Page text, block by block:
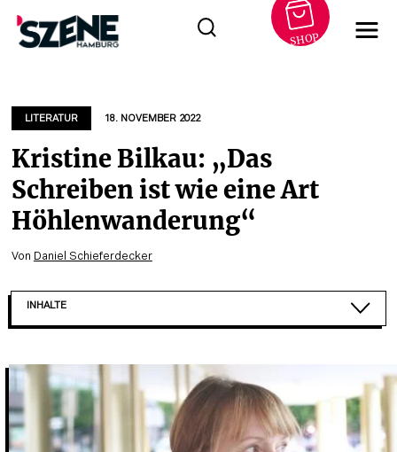
springen
SHOP
LITERATUR 18. NOVEMBER 2022
Kristine Bilkau: „Das
Schreiben ist wie eine Art
Höhlenwanderung“
Von Daniel Schieferdecker
INHALTE
LEERE
DIE FRAGILITÄT DES MITEINANDERS
DAS NÄCHSTE BUCH? KOMMT IM FRÜHLING 2023